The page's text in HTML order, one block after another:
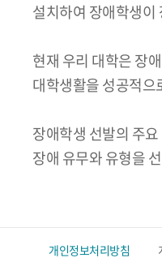
설치하여 장애학생이
현재 우리 대학은 장
대학생활을 성공적으
장애학생 선발의 주
장애 유무와 유형을
개인정보처리방침